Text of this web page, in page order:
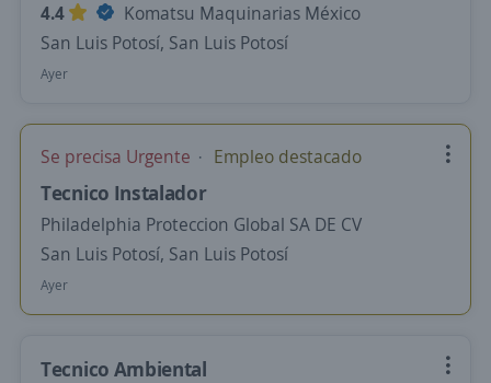
4.4
Komatsu Maquinarias México
San Luis Potosí, San Luis Potosí
Ayer
Se precisa Urgente Empleo destacado
Tecnico Instalador
Philadelphia Proteccion Global SA DE CV
San Luis Potosí, San Luis Potosí
Ayer
Tecnico Ambiental